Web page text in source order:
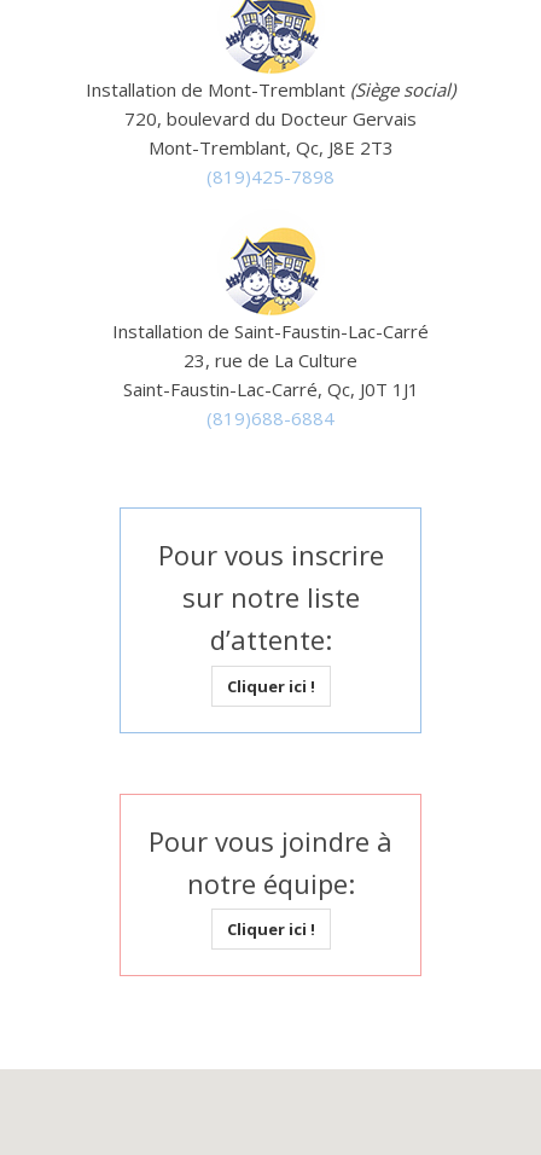
Installation de Mont-Tremblant (Siège social)
720, boulevard du Docteur Gervais
Mont-Tremblant, Qc, J8E 2T3
(819)425-7898
Installation de Saint-Faustin-Lac-Carré
23, rue de La Culture
Saint-Faustin-Lac-Carré, Qc, J0T 1J1
(819)688-6884
Pour vous inscrire
sur notre liste
d’attente:
Cliquer ici !
Pour vous joindre à
notre équipe:
Cliquer ici !